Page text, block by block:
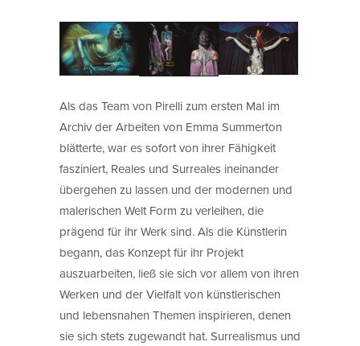
Als das Team von Pirelli zum ersten Mal im
Archiv der Arbeiten von Emma Summerton
blätterte, war es sofort von ihrer Fähigkeit
fasziniert, Reales und Surreales ineinander
übergehen zu lassen und der modernen und
malerischen Welt Form zu verleihen, die
prägend für ihr Werk sind. Als die Künstlerin
begann, das Konzept für ihr Projekt
auszuarbeiten, ließ sie sich vor allem von ihren
Werken und der Vielfalt von künstlerischen
und lebensnahen Themen inspirieren, denen
sie sich stets zugewandt hat. Surrealismus und